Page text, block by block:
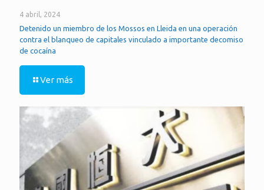
4 abril, 2024
Detenido un miembro de los Mossos en Lleida en una operación
contra el blanqueo de capitales vinculado a importante decomiso
de cocaína
Ver más